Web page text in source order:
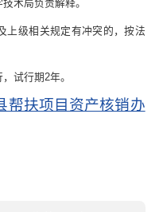
术局负责解释。
上级相关规定有冲突的，按法
试行期2年。
帮扶项目资产核销办